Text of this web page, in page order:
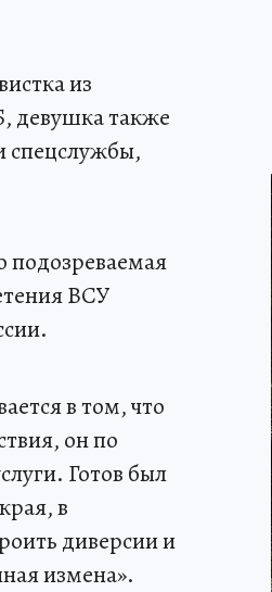
из
девушка также
спецслужбы,
подозреваемая
ВСУ
в том, что
он по
Готов был
в
диверсии и
измена».